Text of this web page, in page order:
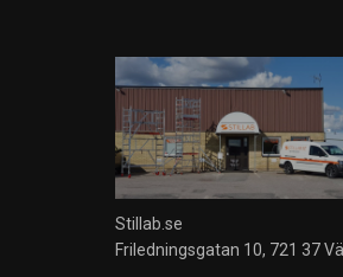
Stillab.se
Friledningsgatan 10, 721 37